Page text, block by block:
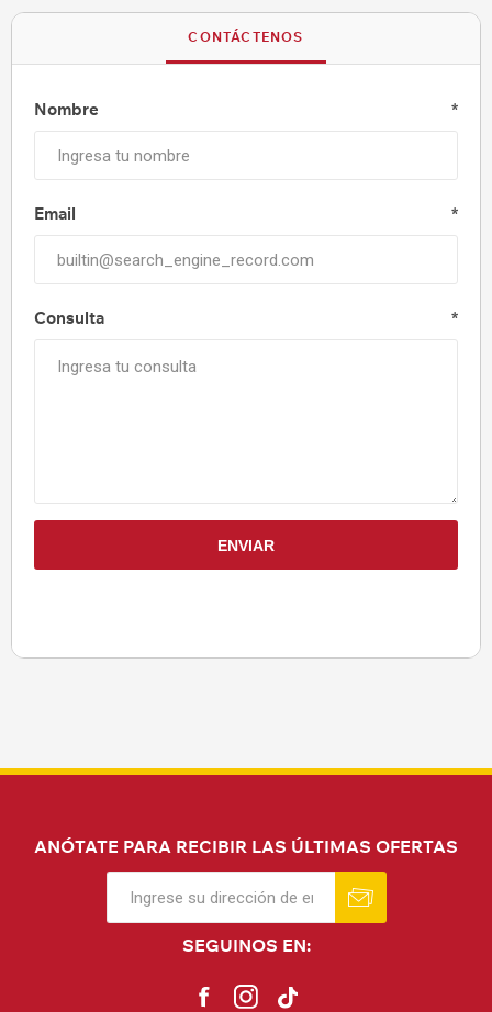
CONTÁCTENOS
Nombre *
Email *
Consulta *
ANÓTATE PARA RECIBIR LAS ÚLTIMAS OFERTAS
SEGUINOS EN: